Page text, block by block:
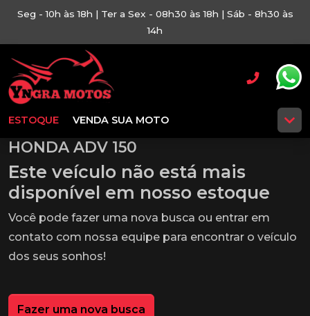
Seg - 10h às 18h | Ter a Sex - 08h30 às 18h | Sáb - 8h30 às
14h
ESTOQUE VENDA SUA MOTO
HONDA ADV 150
Este veículo não está mais
disponível em nosso estoque
Você pode fazer uma nova busca ou entrar em
contato com nossa equipe para encontrar o veículo
dos seus sonhos!
Fazer uma nova busca